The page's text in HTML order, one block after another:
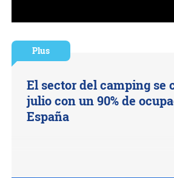
Plus
El sector del camping se
julio con un 90% de
España